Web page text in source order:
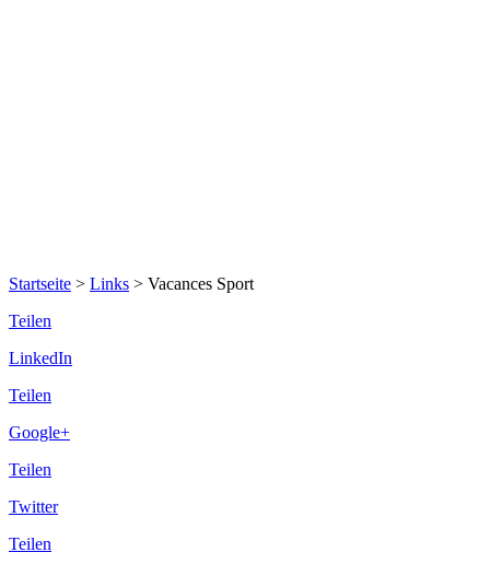
Startseite > Links > Vacances Sport
Teilen
LinkedIn
Teilen
Google+
Teilen
Twitter
Teilen